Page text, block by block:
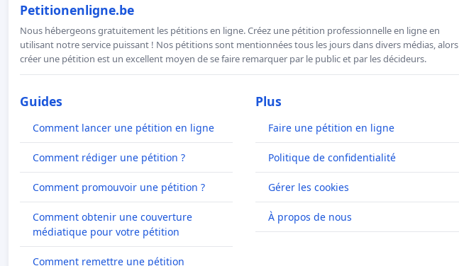
Petitionenligne.be
Nous hébergeons gratuitement les pétitions en ligne. Créez une pétition professionnelle en ligne en
utilisant notre service puissant ! Nos pétitions sont mentionnées tous les jours dans divers médias, alors
créer une pétition est un excellent moyen de se faire remarquer par le public et par les décideurs.
Guides
Comment lancer une pétition en ligne
Comment rédiger une pétition ?
Comment promouvoir une pétition ?
Comment obtenir une couverture
médiatique pour votre pétition
Comment remettre une pétition
Plus
Faire une pétition en ligne
Politique de confidentialité
Gérer les cookies
À propos de nous